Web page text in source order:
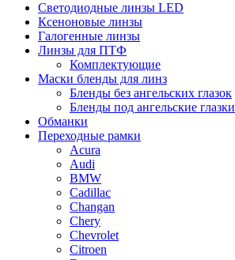
Светодиодные линзы LED
Ксеноновые линзы
Галогенные линзы
Линзы для ПТФ
Комплектующие
Маски бленды для линз
Бленды без ангельских глазок
Бленды под ангельские глазки
Обманки
Переходные рамки
Acura
Audi
BMW
Cadillac
Changan
Chery
Chevrolet
Citroen